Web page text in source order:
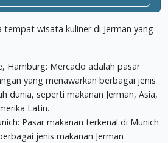
wisata kuliner di Jerman yang
Hamburg: Mercado adalah pasar
yang menawarkan berbagai jenis
dunia, seperti makanan Jerman, Asia,
Latin.
Pasar makanan terkenal di Munich
jenis makanan Jerman